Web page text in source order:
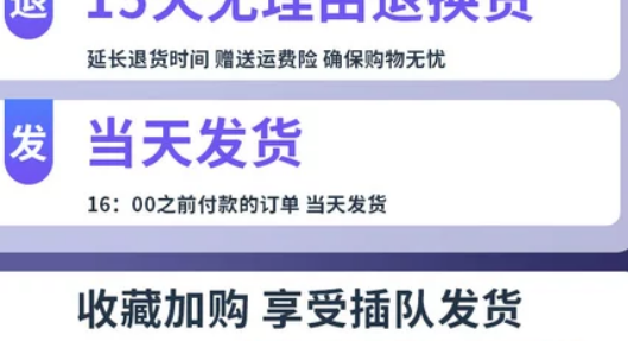
hàn hàn hồ quang
kính chống mắt kính
hàn tig
Kính hàn mới kính
thợ hàn kính đặc
biệt chống tia cực
ánh sáng hồ quang
argon kính bảo vệ
217,000
Kính hàn kính bảo
hộ đặc biệt của thợ
hàn kính chống lóa